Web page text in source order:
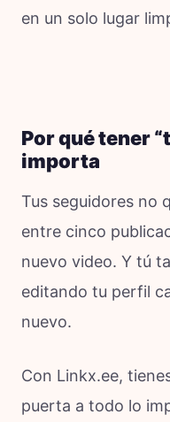
en un solo lugar
Por qué tener
importa
Tus seguidores no
entre cinco
nuevo video. Y tú
editando tu perfil
nuevo.
Con Linkx.ee,
puerta a todo lo